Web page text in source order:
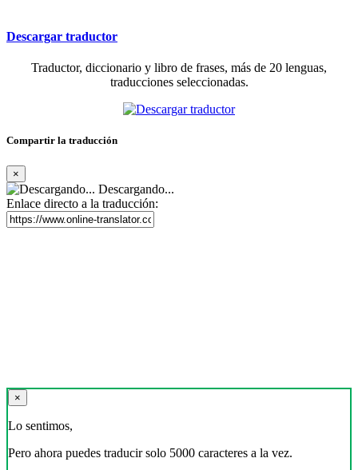
Descargar traductor
Traductor, diccionario y libro de frases, más de 20 lenguas,
traducciones seleccionadas.
Compartir la traducción
×
Descargando...
Enlace directo a la traducción:
×
Lo sentimos,
Pero ahora puedes traducir solo 5000 caracteres a la vez.